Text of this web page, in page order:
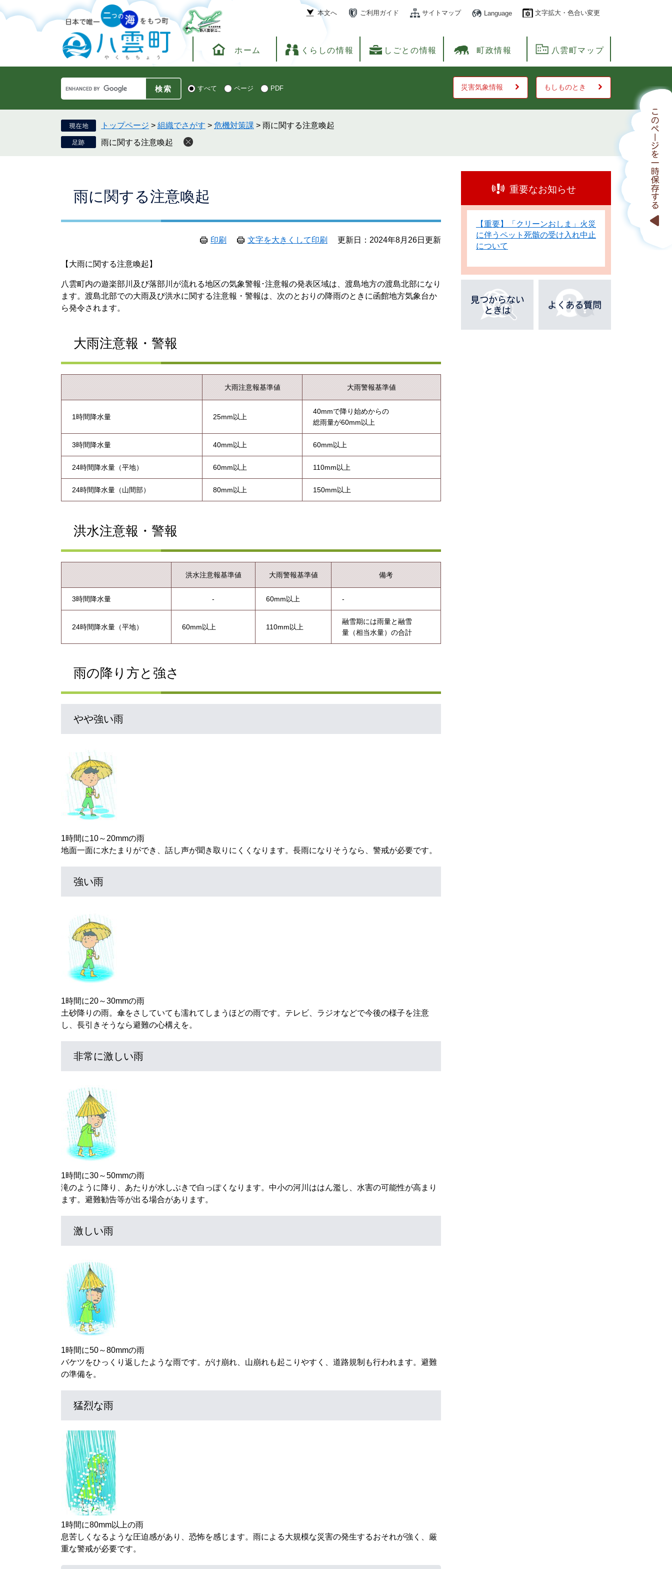
ー
で
ニ
ば
文
本文へ ご利用ガイド サイトマップ Language 文字拡大・色合い変更
ホーム くらしの情報 しごとの情報 町政情報 八雲町マップ
Google
カ
ス
タ
ム
検
検 すべて ページ PDF 災害気象情報 もしものとき
トップページ > 組織でさがす > 危機対策課 > 雨に関する注意喚起
雨に関する注意喚起
雨に関する注意喚起
印刷 文字を大きくして印刷 更新日：2024年8月26日更新
【大雨に関する注意喚起】
八雲町内の遊楽部川及び落部川が流れる地区の気象警報･注意報の発表区域は、渡島地方の渡島北部になり
ます。渡島北部での大雨及び洪水に関する注意報・警報は、次のとおりの降雨のときに函館地方気象台か
ら発令されます。
大雨注意報・警報
大雨注意報基準値 大雨警報基準値
1時間降水量 25mm以上
40mmで降り始めからの
総雨量が60mm以上
3時間降水量 40mm以上 60mm以上
24時間降水量（平地） 60mm以上 110mm以上
24時間降水量（山間部） 80mm以上 150mm以上
洪水注意報・警報
洪水注意報基準値 大雨警報基準値 備考
3時間降水量 - 60mm以上 -
24時間降水量（平地） 60mm以上 110mm以上
融雪期には雨量と融雪
量（相当水量）の合計
雨の降り方と強さ
やや強い雨
1時間に10～20mmの雨
地面一面に水たまりができ、話し声が聞き取りにくくなります。長雨になりそうなら、警戒が必要です。
強い雨
1時間に20～30mmの雨
土砂降りの雨。傘をさしていても濡れてしまうほどの雨です。テレビ、ラジオなどで今後の様子を注意
し、長引きそうなら避難の心構えを。
非常に激しい雨
1時間に30～50mmの雨
滝のように降り、あたりが水しぶきで白っぽくなります。中小の河川ははん濫し、水害の可能性が高まり
ます。避難勧告等が出る場合があります。
激しい雨
1時間に50～80mmの雨
バケツをひっくり返したような雨です。がけ崩れ、山崩れも起こりやすく、道路規制も行われます。避難
の準備を。
猛烈な雨
1時間に80mm以上の雨
息苦しくなるような圧迫感があり、恐怖を感じます。雨による大規模な災害の発生するおそれが強く、厳
重な警戒が必要です。
重要なお知らせ
【重要】「クリーンおしま」火災
に伴うペット死骸の受け入れ中止
について